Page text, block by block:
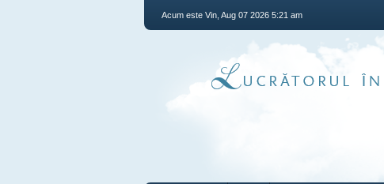
Acum este Vin, Aug 07 2026 5:21 am